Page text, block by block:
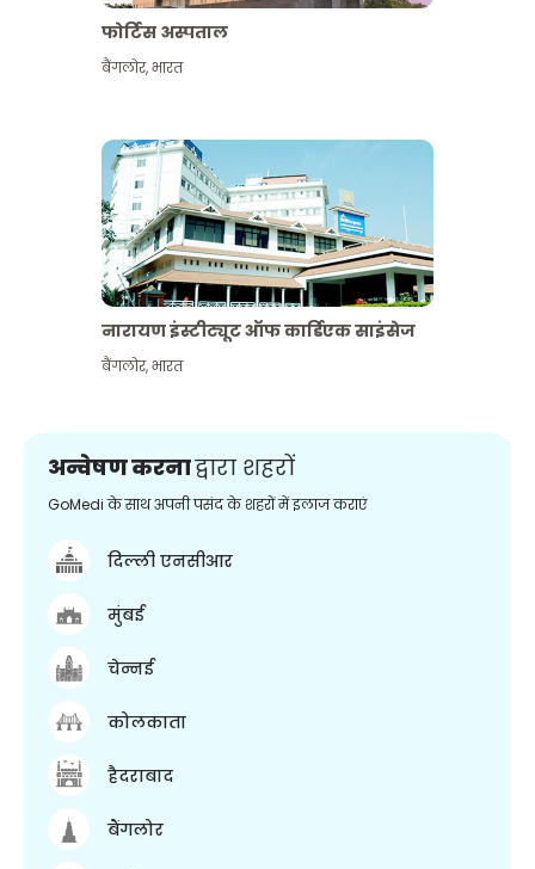
फोर्टिस अस्पताल
बैंगलोर,भारत
नारायण इंस्टीट्यूट ऑफ कार्डिएक साइंसेज
बैंगलोर,भारत
अन्वेषण करनाद्वारा शहरों
GoMedi के साथ अपनी पसंद के शहरों में इलाज कराएं
दिल्ली एनसीआर
मुंबई
चेन्नई
कोलकाता
हैदराबाद
बैंगलोर